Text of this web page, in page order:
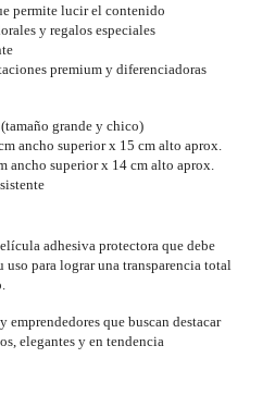
permite lucir el contenido
y regalos especiales
premium y diferenciadoras
grande y chico)
ancho superior x 15 cm alto aprox.
ancho superior x 14 cm alto aprox.
adhesiva protectora que debe
uso para lograr una transparencia total
emprendedores que buscan destacar
elegantes y en tendencia